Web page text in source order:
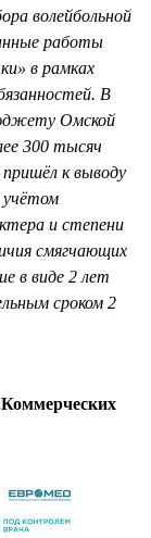
волейбольной
работы
в рамках
В
Омской
300 тысяч
пришёл к выводу
учётом
и степени
смягчающих
в виде 2 лет
сроком 2